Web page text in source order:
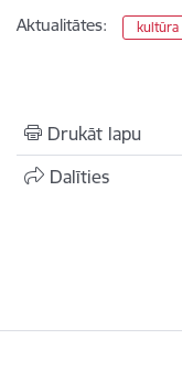
Aktualitātes: kultūra
Drukāt lapu
Dalīties